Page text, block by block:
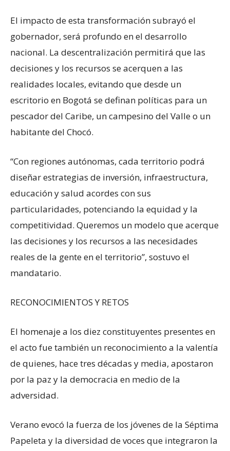
El impacto de esta transformación subrayó el
gobernador, será profundo en el desarrollo
nacional. La descentralización permitirá que las
decisiones y los recursos se acerquen a las
realidades locales, evitando que desde un
escritorio en Bogotá se definan políticas para un
pescador del Caribe, un campesino del Valle o un
habitante del Chocó.
“Con regiones autónomas, cada territorio podrá
diseñar estrategias de inversión, infraestructura,
educación y salud acordes con sus
particularidades, potenciando la equidad y la
competitividad. Queremos un modelo que acerque
las decisiones y los recursos a las necesidades
reales de la gente en el territorio”, sostuvo el
mandatario.
RECONOCIMIENTOS Y RETOS
El homenaje a los diez constituyentes presentes en
el acto fue también un reconocimiento a la valentía
de quienes, hace tres décadas y media, apostaron
por la paz y la democracia en medio de la
adversidad.
Verano evocó la fuerza de los jóvenes de la Séptima
Papeleta y la diversidad de voces que integraron la